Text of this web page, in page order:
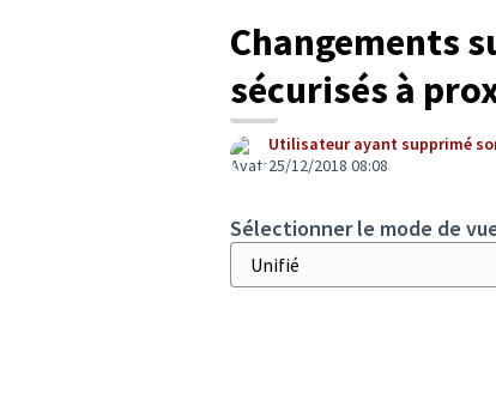
Changements
sécurisés à
Utilisateur ayant supprimé
25/12/2018 08:08
Sélectionner le mode de